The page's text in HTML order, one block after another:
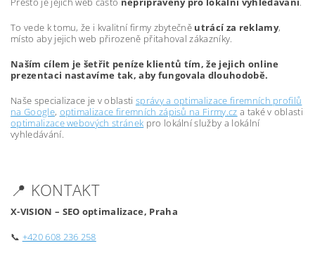
To vede k tomu, že i kvalitní firmy zbytečně utrácí za reklamy,
místo aby jejich web přirozeně přitahoval zákazníky.
Naším cílem je šetřit peníze klientů tím, že jejich online
prezentaci nastavíme tak, aby fungovala dlouhodobě.
Naše specializace je v oblasti správy a optimalizace firemních profilů
na Google, optimalizace firemních zápisů na Firmy.cz a také v oblasti
optimalizace webových stránek pro lokální služby a lokální
vyhledávání.
📍 KONTAKT
X-VISION – SEO optimalizace, Praha
📞 +420 608 236 258